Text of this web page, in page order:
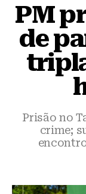
PM
de
Prisão no
crime;